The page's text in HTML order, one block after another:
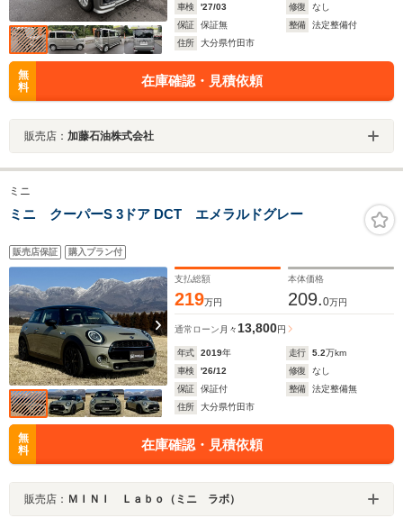
車検
'27/03 修復
なし
保証
保証無 整備
法定整備付
住所
大分県竹田市
無
料
在庫確認・見積依頼
販売店： 加藤石油株式会社
ミニ
ミニ クーパーS 3ドア DCT エメラルドグレー
販売店保証 購入プラン付
支払総額
219万円
本体価格
209.0万円
通常ローン 月々 13,800円
年式 2019年 走行 5.2万km
車検
'26/12 修復
なし
保証
保証付 整備
法定整備無
住所
大分県竹田市
無
料
在庫確認・見積依頼
販売店： ＭＩＮＩ Ｌａｂｏ（ミニ ラボ）